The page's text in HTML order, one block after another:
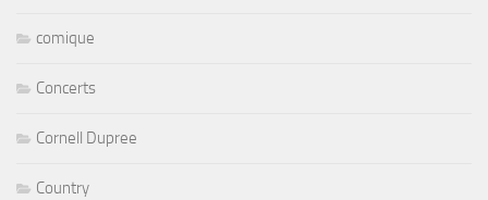
comique
Concerts
Cornell Dupree
Country